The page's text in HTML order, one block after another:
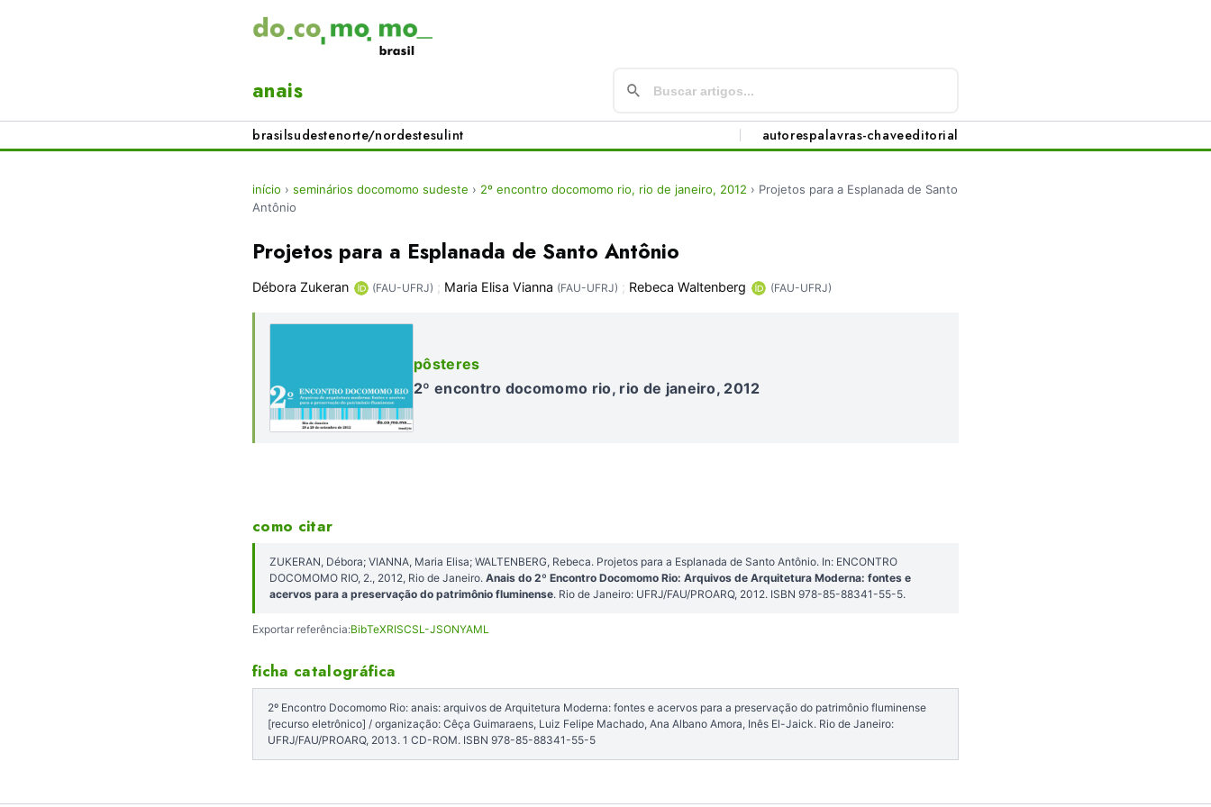
anais
brasilsudestenorte/nordestesulint autorespalavras-chaveeditorial
início › seminários docomomo sudeste › 2º encontro docomomo rio, rio de janeiro, 2012 › Projetos para a Esplanada de Santo
Antônio
Projetos para a Esplanada de Santo Antônio
Débora Zukeran (FAU-UFRJ) ; Maria Elisa Vianna (FAU-UFRJ) ; Rebeca Waltenberg (FAU-UFRJ)
pôsteres
2º encontro docomomo rio, rio de janeiro, 2012
como citar
ZUKERAN, Débora; VIANNA, Maria Elisa; WALTENBERG, Rebeca. Projetos para a Esplanada de Santo Antônio. In: ENCONTRO
DOCOMOMO RIO, 2., 2012, Rio de Janeiro. Anais do 2º Encontro Docomomo Rio: Arquivos de Arquitetura Moderna: fontes e
acervos para a preservação do patrimônio fluminense. Rio de Janeiro: UFRJ/FAU/PROARQ, 2012. ISBN 978-85-88341-55-5.
Exportar referência:BibTeXRISCSL-JSONYAML
ficha catalográfica
2º Encontro Docomomo Rio: anais: arquivos de Arquitetura Moderna: fontes e acervos para a preservação do patrimônio fluminense
[recurso eletrônico] / organização: Cêça Guimaraens, Luiz Felipe Machado, Ana Albano Amora, Inês El-Jaick. Rio de Janeiro:
UFRJ/FAU/PROARQ, 2013. 1 CD-ROM. ISBN 978-85-88341-55-5